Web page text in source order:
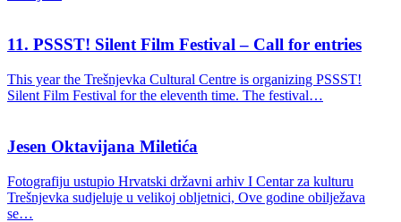
11. PSSST! Silent Film Festival – Call for entries
This year the Trešnjevka Cultural Centre is organizing PSSST!
Silent Film Festival for the eleventh time. The festival…
Jesen Oktavijana Miletića
Fotografiju ustupio Hrvatski državni arhiv I Centar za kulturu
Trešnjevka sudjeluje u velikoj obljetnici, Ove godine obilježava
se…